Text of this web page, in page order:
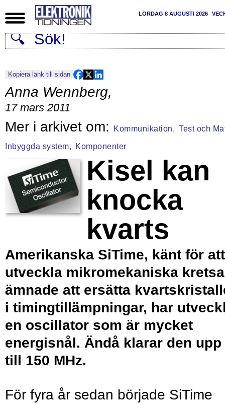
LÖRDAG 8 AUGUSTI 2026
Kopiera länk till sidan
Anna Wennberg,
17 mars 2011
Kommunikation, Test och
Inbyggda system, Komponenter
Kisel kan
knocka
kvarts
Amerikanska SiTime, känt för att
utveckla mikromekaniska
ämnade att ersätta
i timingtillämpningar, har
en oscillator som är mycket
energisnål. Ändå klarar den upp
till 150 MHz.
För fyra år sedan började SiTime